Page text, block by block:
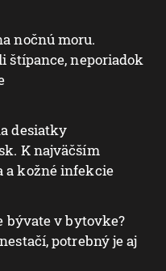
nočnú moru.
štípance, neporiadok
desiatky
K najväčším
a kožné infekcie
bývate v bytovke?
potrebný je aj